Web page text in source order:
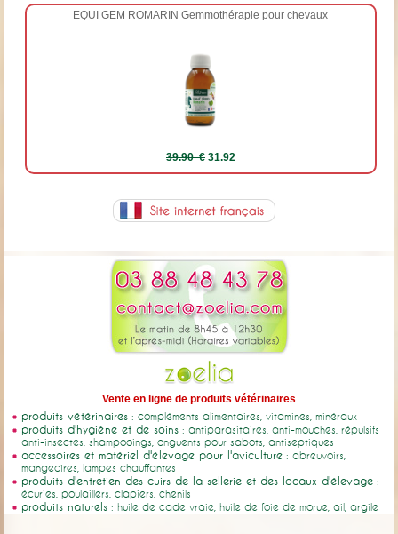
EQUI GEM ROMARIN Gemmothérapie pour chevaux
39.90 €31.92
Vente en ligne de produits vétérinaires
produits vétérinaires : compléments alimentaires, vitamines, minéraux
produits d'hygiène et de soins : antiparasitaires, anti-mouches, répulsifs
anti-insectes, shampooings, onguents pour sabots, antiseptiques
accessoires et matériel d'élevage pour l'aviculture : abreuvoirs,
mangeoires, lampes chauffantes
produits d'entretien des cuirs de la sellerie et des locaux d'élevage :
écuries, poulaillers, clapiers, chenils
produits naturels : huile de cade vraie, huile de foie de morue, ail, argile